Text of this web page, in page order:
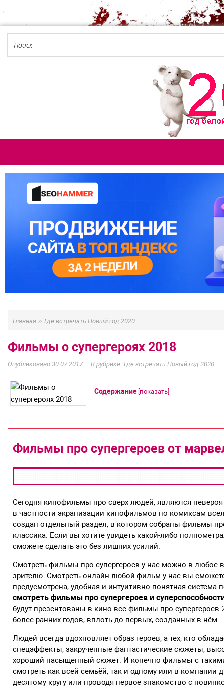
Главная » Где встречать Новый год 2020
Фильмы о супергероях 2018
30.07.2017 Где встречать Новый год 2020
Содержание [показать]
Фильмы про супергероев от
Сегодня кинофильмы про сверх людей, являются
в частности экранизации кинофильмов по комиксам
создан отдельный раздел, в котором собраны фильмы
классика. Если вы хотите увидеть какой-либо
сможете сделать это без лишних усилий.
Смотреть фильмы про супергероев у нас можно в любое
зрителю. Смотреть онлайн любой фильм у нас вы
предусмотрена, удобная и интуитивно понятная
смотреть фильмы про супергероев и
будут презентованы в кино все фильмы про супергероев
более ранних годов, вплоть до первых, созданных в нём.
Людей всегда вдохновляет образ героев, а тех, кто
спецэффекты, закрученные фантастические сюжеты,
хороший насыщенный сюжет. И конечно фильмы с
смотреть как всей семьёй, так и одному или в компании
десятому кругу или проводя первое знакомство с